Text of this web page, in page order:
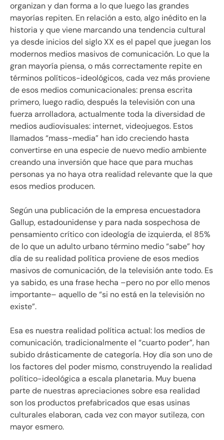
organizan y dan forma a lo que luego las grandes
mayorías repiten. En relación a esto, algo inédito en la
historia y que viene marcando una tendencia cultural
ya desde inicios del siglo XX es el papel que juegan los
modernos medios masivos de comunicación. Lo que la
gran mayoría piensa, o más correctamente repite en
términos políticos-ideológicos, cada vez más proviene
de esos medios comunicacionales: prensa escrita
primero, luego radio, después la televisión con una
fuerza arrolladora, actualmente toda la diversidad de
medios audiovisuales: internet, videojuegos. Estos
llamados “mass-media” han ido creciendo hasta
convertirse en una especie de nuevo medio ambiente
creando una inversión que hace que para muchas
personas ya no haya otra realidad relevante que la que
esos medios producen.
Según una publicación de la empresa encuestadora
Gallup, estadounidense y para nada sospechosa de
pensamiento crítico con ideología de izquierda, el 85%
de lo que un adulto urbano término medio “sabe” hoy
día de su realidad política proviene de esos medios
masivos de comunicación, de la televisión ante todo. Es
ya sabido, es una frase hecha –pero no por ello menos
importante– aquello de “si no está en la televisión no
existe”.
Esa es nuestra realidad política actual: los medios de
comunicación, tradicionalmente el “cuarto poder”, han
subido drásticamente de categoría. Hoy día son uno de
los factores del poder mismo, construyendo la realidad
político-ideológica a escala planetaria. Muy buena
parte de nuestras apreciaciones sobre esa realidad
son los productos prefabricados que esas usinas
culturales elaboran, cada vez con mayor sutileza, con
mayor esmero.